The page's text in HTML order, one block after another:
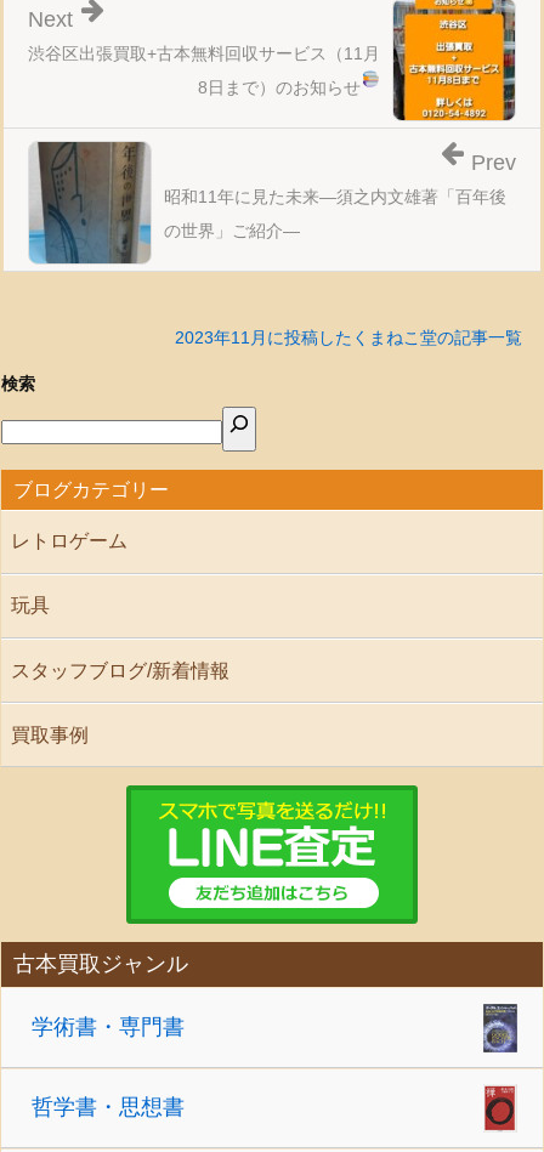
渋谷区出張買取+古本無料回収サービス（11月
8日まで）のお知らせ
Next
昭和11年に見た未来―須之内文雄著「百年後
の世界」ご紹介―
Prev
2023年11月に投稿したくまねこ堂の記事一覧
検索
ブログカテゴリー
レトロゲーム
玩具
スタッフブログ/新着情報
買取事例
古本買取ジャンル
学術書・専門書
哲学書・思想書